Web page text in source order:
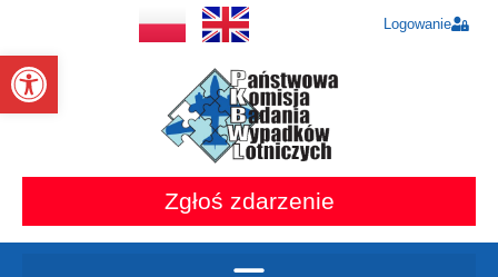
Otwórz pasek narzędzi
Logowanie
Zgłoś zdarzenie